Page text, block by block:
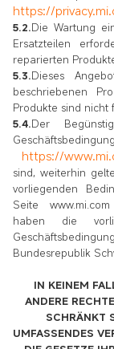
https://
5.2.Die Wartung
Ersatzteilen
reparierten
5.3.Dieses
beschriebenen
Produkte sind nicht
5.4.Der
https://
sind, weiterhin
vorliegenden
Seite
haben die
Bundesrepublik
IN KEINEM
ANDERE
SCHRÄNKT
UMFASSENDES